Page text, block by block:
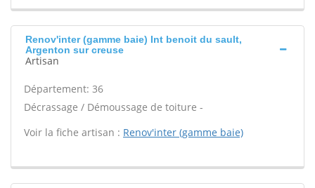
Renov'inter (gamme baie) Int benoit du sault,
Argenton sur creuse
Artisan
Département: 36
Décrassage / Démoussage de toiture -
Voir la fiche artisan : Renov'inter (gamme baie)